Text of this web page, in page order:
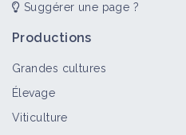
Adventices
Suggérer une page ?
Productions
Grandes cultures
Élevage
Viticulture